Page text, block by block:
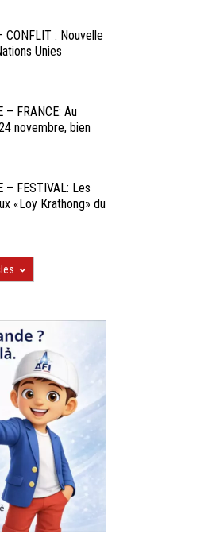
CONFLIT : Nouvelle
Unies
– FRANCE: Au
novembre, bien
– FESTIVAL: Les
«Loy Krathong» du